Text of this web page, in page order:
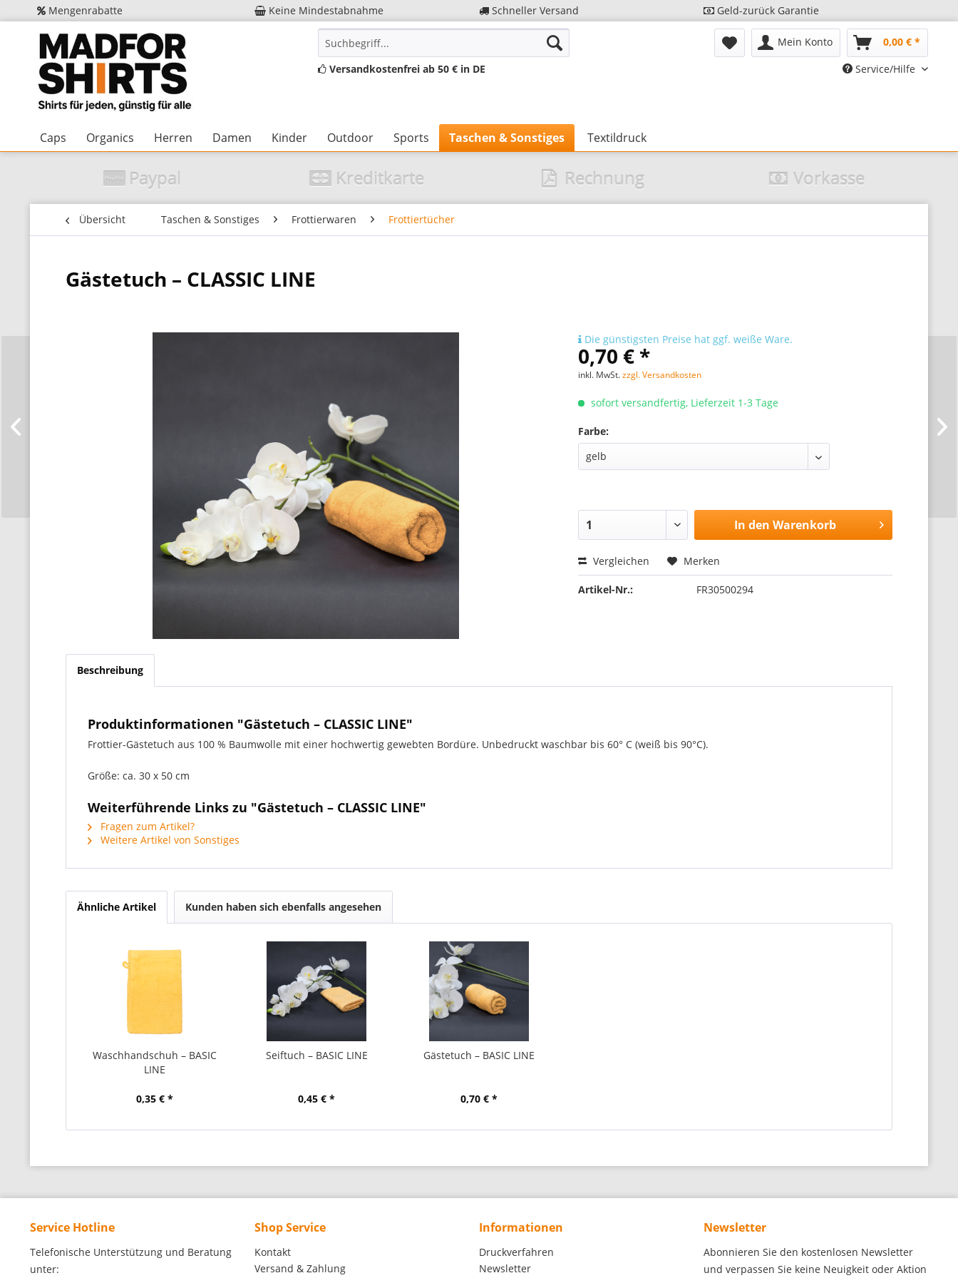
Mengenrabatte Keine Mindestabnahme Schneller Versand Geld-zurück Garantie
Mein Konto
0,00 € *
Versandkostenfrei ab 50 € in DE
Service/Hilfe
Caps Organics Herren Damen Kinder Outdoor Sports Taschen & Sonstiges Textildruck
Paypal Kreditkarte Rechnung Vorkasse
Übersicht Taschen & Sonstiges Frottierwaren Frottiertücher
Gästetuch – CLASSIC LINE
Die günstigsten Preise hat ggf. weiße Ware.
0,70 € *
inkl. MwSt.zzgl. Versandkosten
sofort versandfertig, Lieferzeit 1-3 Tage
Farbe:
In den Warenkorb
Vergleichen Merken
Artikel-Nr.: FR30500294
Beschreibung
Produktinformationen "Gästetuch – CLASSIC LINE"
Frottier-Gästetuch aus 100 % Baumwolle mit einer hochwertig gewebten Bordüre. Unbedruckt waschbar bis 60° C (weiß bis 90°C).
Größe: ca. 30 x 50 cm
Weiterführende Links zu "Gästetuch – CLASSIC LINE"
Fragen zum Artikel?
Weitere Artikel von Sonstiges
Ähnliche Artikel Kunden haben sich ebenfalls angesehen
Waschhandschuh – BASIC
LINE
0,35 € *
Seiftuch – BASIC LINE
0,45 € *
Gästetuch – BASIC LINE
0,70 € *
Service Hotline
Telefonische Unterstützung und Beratung
unter:
Shop Service
Kontakt
Versand & Zahlung
Informationen
Druckverfahren
Newsletter
Newsletter
Abonnieren Sie den kostenlosen Newsletter
und verpassen Sie keine Neuigkeit oder Aktion